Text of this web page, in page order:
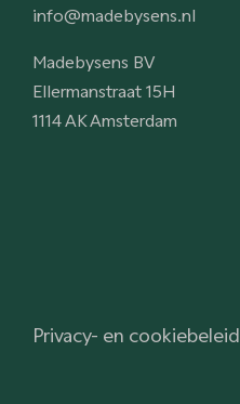
info@madebysens.nl
Madebysens BV
Ellermanstraat 15H
1114 AK Amsterdam
Privacy- en cookiebeleid